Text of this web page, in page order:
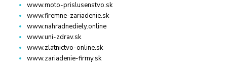
www.moto-prislusenstvo.sk
www.firemne-zariadenie.sk
www.nahradnediely.online
www.uni-zdrav.sk
www.zlatnictvo-online.sk
www.zariadenie-firmy.sk